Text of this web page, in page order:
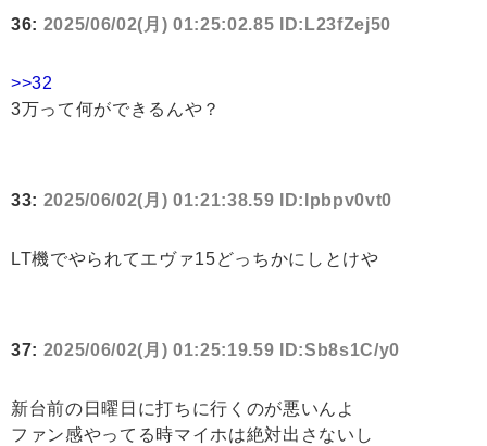
36: 2025/06/02(月) 01:25:02.85 ID:L23fZej50
>>32
3万って何ができるんや？
33: 2025/06/02(月) 01:21:38.59 ID:Ipbpv0vt0
LT機でやられてエヴァ15どっちかにしとけや
37: 2025/06/02(月) 01:25:19.59 ID:Sb8s1C/y0
新台前の日曜日に打ちに行くのが悪いんよ
ファン感やってる時マイホは絶対出さないし